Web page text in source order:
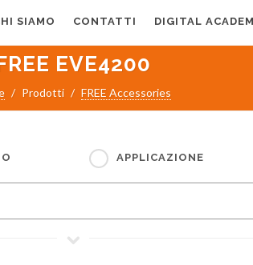
SIAMO CONTATTI DIGITAL
EVE4200
Prodotti FREE Accessories
APPLICAZIONE